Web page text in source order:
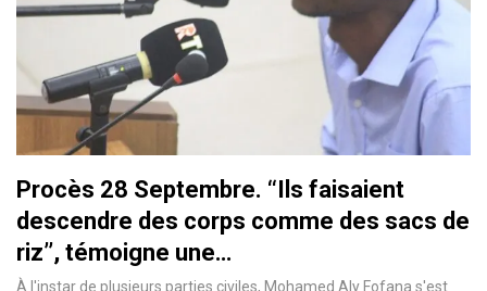
Procès 28 Septembre. ‘‘Ils faisaient
descendre des corps comme des sacs de
riz’’, témoigne une…
À l'instar de plusieurs parties civiles, Mohamed Aly Fofana s'est